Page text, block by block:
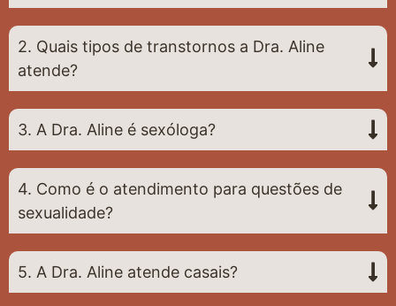
2. Quais tipos de transtornos a Dra. Aline
atende?
3. A Dra. Aline é sexóloga?
4. Como é o atendimento para questões de
sexualidade?
5. A Dra. Aline atende casais?